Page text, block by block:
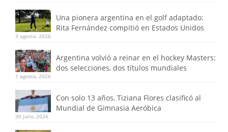
Una pionera argentina en el golf adaptado:
Rita Fernández compitió en Estados Unidos
3 agosto, 2026
Argentina volvió a reinar en el hockey Masters:
dos selecciones, dos títulos mundiales
1 agosto, 2026
Con solo 13 años, Tiziana Flores clasificó al
Mundial de Gimnasia Aeróbica
30 julio, 2026